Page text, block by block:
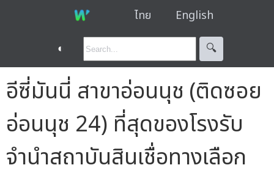
ไทย English
◐ 🔍︎
อีซี่มันนี่ สาขาอ่อนนุช (ติดซอย
อ่อนนุช 24) ที่สุดของโรงรับ
จำนำสถาบันสินเชื่อทางเลือก